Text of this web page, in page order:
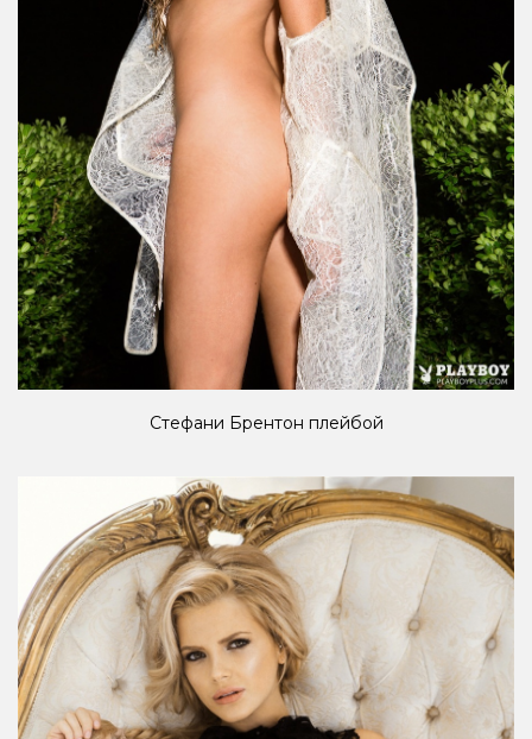
Стефани Брентон плейбой